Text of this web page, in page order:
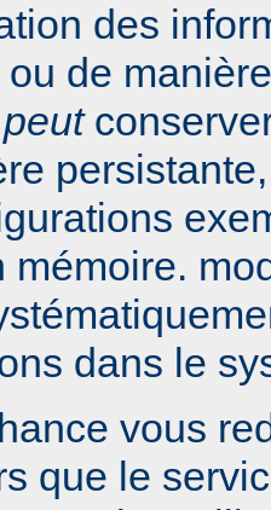
des
de
peut
mémoire.
dans le
vous
que le